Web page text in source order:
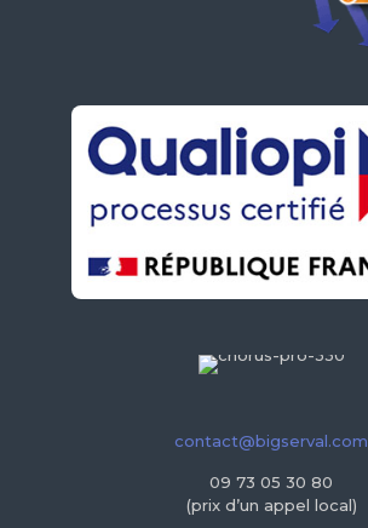
contact@bigserval.com
09 73 05 30 80
(prix d’un appel local)